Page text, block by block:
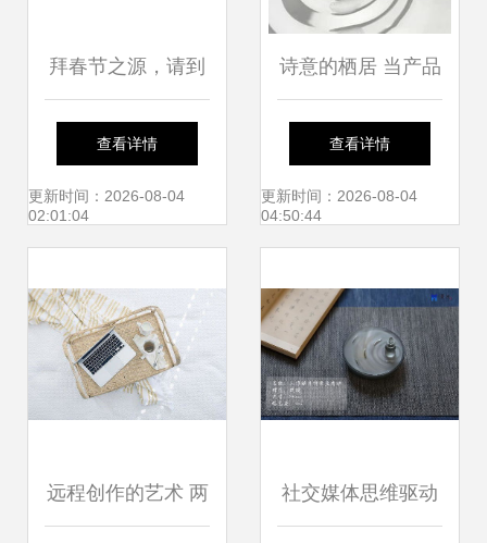
拜春节之源，请到
阆中过年 一场穿越
千年的文艺寻根之
查看详情
更新时间：2026-08-04
02:01:04
诗意的栖居 当产品
设计与文艺创作共
舞
查看详情
更新时间：2026-08-04
04:50:44
远程创作的艺术 两 社交媒体思维驱动